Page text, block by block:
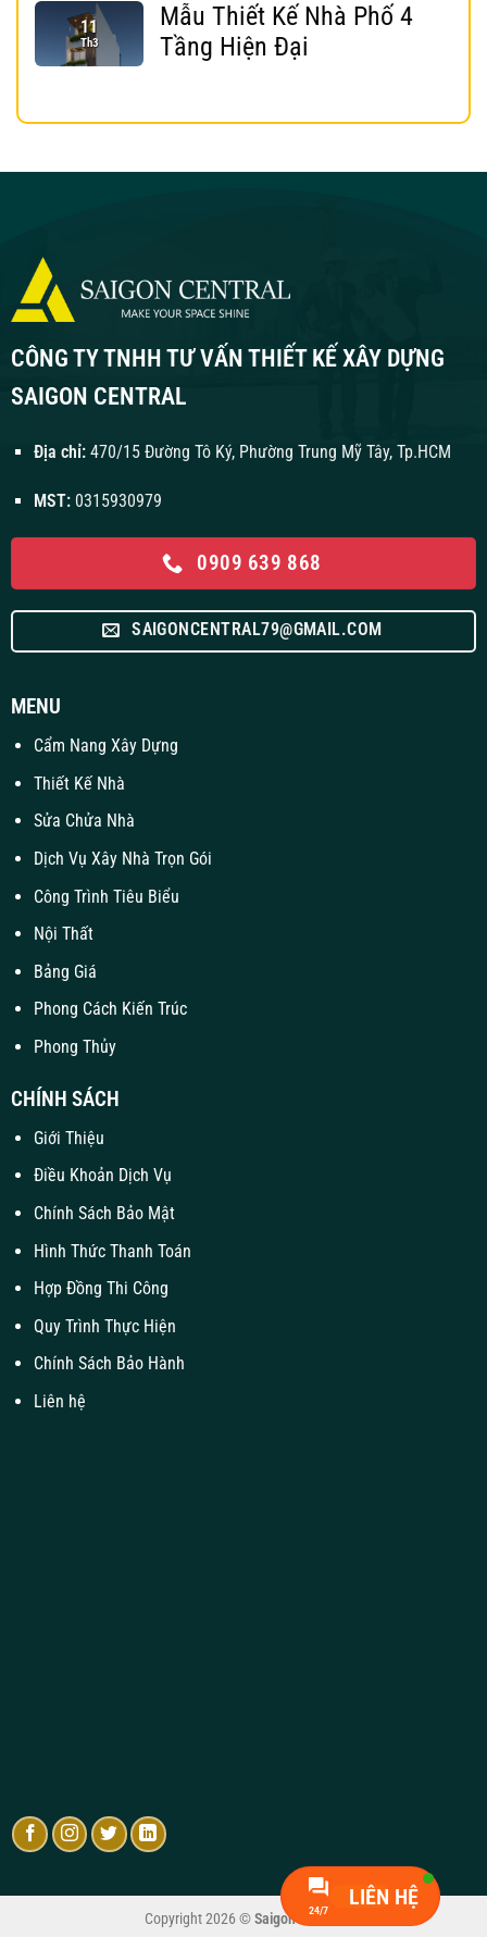
11
Th3
Mẫu Thiết Kế Nhà Phố 4
Tầng Hiện Đại
CÔNG TY TNHH TƯ VẤN THIẾT KẾ XÂY DỰNG
SAIGON CENTRAL
Địa chỉ:470/15 Đường Tô Ký, Phường Trung Mỹ Tây, Tp.HCM
MST: 0315930979
0909 639 868
SAIGONCENTRAL79@GMAIL.COM
MENU
Cẩm Nang Xây Dựng
Thiết Kế Nhà
Sửa Chửa Nhà
Dịch Vụ Xây Nhà Trọn Gói
Công Trình Tiêu Biểu
Nội Thất
Bảng Giá
Phong Cách Kiến Trúc
Phong Thủy
CHÍNH SÁCH
Giới Thiệu
Điều Khoản Dịch Vụ
Chính Sách Bảo Mật
Hình Thức Thanh Toán
Hợp Đồng Thi Công
Quy Trình Thực Hiện
Chính Sách Bảo Hành
Liên hệ
Copyright 2026 ©Saigon Central
24/7
LIÊN HỆ